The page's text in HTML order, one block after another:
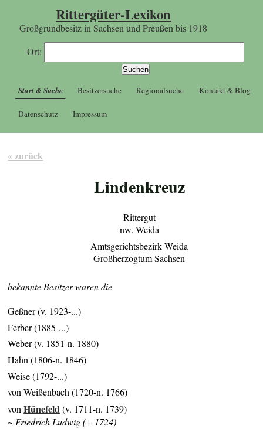
Rittergüter-Lexikon
Großgrundbesitz in Sachsen und Preußen bis 1918
Ort:
Start & Suche Besitzersuche Regionalsuche Kontakt & Blog
Datenschutz Impressum
« zurück
Lindenkreuz
Rittergut
nw. Weida
Amtsgerichtsbezirk Weida
Großherzogtum Sachsen
bekannte Besitzer waren die
Geßner (v. 1923-...)
Ferber (1885-...)
Weber (v. 1851-n. 1880)
Hahn (1806-n. 1846)
Weise (1792-...)
von Weißenbach (1720-n. 1766)
vonHünefeld(v. 1711-n. 1739)
~ Friedrich Ludwig (+ 1724)